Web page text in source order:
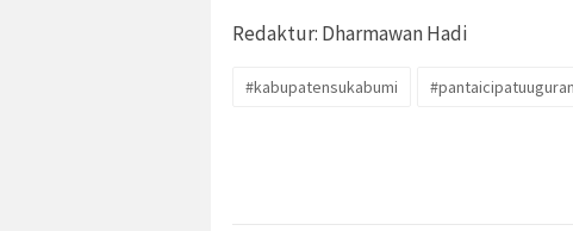
Redaktur: Dharmawan Hadi
#kabupatensukabumi #pantaicipatuuguran